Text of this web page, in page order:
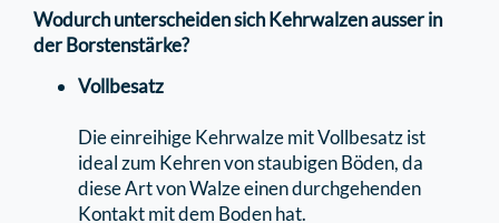
Wodurch unterscheiden sich Kehrwalzen ausser in
der Borstenstärke?
Vollbesatz
Die einreihige Kehrwalze mit Vollbesatz ist
ideal zum Kehren von staubigen Böden, da
diese Art von Walze einen durchgehenden
Kontakt mit dem Boden hat.